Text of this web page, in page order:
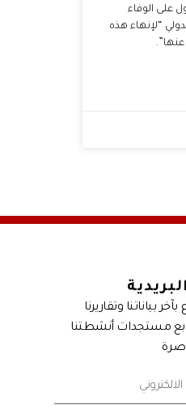
على الوفاء
“لإنهاء هذه
بياناتنا وتقاريرنا
مستجدات أنشطتنا